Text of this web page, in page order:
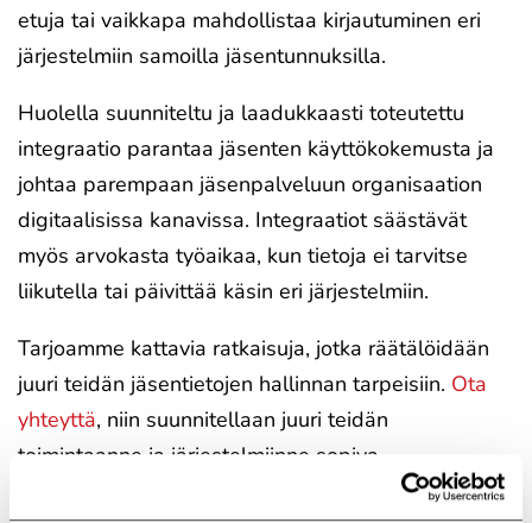
etuja tai vaikkapa mahdollistaa kirjautuminen eri
järjestelmiin samoilla jäsentunnuksilla.
Huolella suunniteltu ja laadukkaasti toteutettu
integraatio parantaa jäsenten käyttökokemusta ja
johtaa parempaan jäsenpalveluun organisaation
digitaalisissa kanavissa. Integraatiot säästävät
myös arvokasta työaikaa, kun tietoja ei tarvitse
liikutella tai päivittää käsin eri järjestelmiin.
Tarjoamme kattavia ratkaisuja, jotka räätälöidään
juuri teidän jäsentietojen hallinnan tarpeisiin. Ota
yhteyttä, niin suunnitellaan juuri teidän
toimintaanne ja järjestelmiinne sopiva